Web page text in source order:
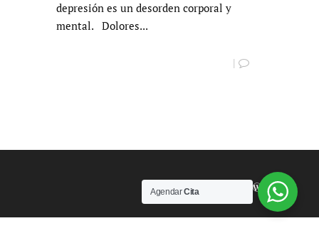
depresión es un desorden corporal y
mental. Dolores...
|
AgendarCita